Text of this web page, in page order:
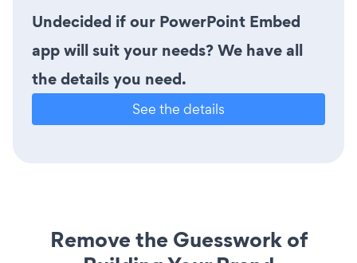
Undecided if our PowerPoint Embed
app will suit your needs? We have all
the details you need.
See the details
Remove the Guesswork of